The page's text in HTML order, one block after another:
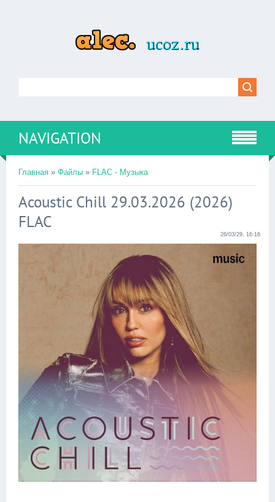
NAVIGATION
Главная » Файлы » FLAC - Музыка
Acoustic Chill 29.03.2026 (2026)
FLAC
26/03/29, 16:16